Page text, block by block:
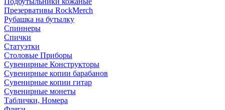
Презервативы RockMerch
Рубашка на бутылку
Спиннеры
Спички
Статуэтки
Столовые Приборы
Сувенирные Конструкторы
Сувенирные копии барабанов
Сувенирные копии гитар
Сувенирные монеты
Таблички, Номера